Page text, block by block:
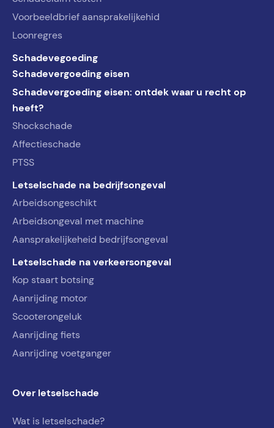
Voorbeeldbrief aansprakelijkehid
Loonregres
Schadevegoeding
Schadevergoeding eisen
Schadevergoeding eisen: ontdek waar u recht op
heeft?
Shockschade
Affectieschade
PTSS
Letselschade na bedrijfsongeval
Arbeidsongeschikt
Arbeidsongeval met machine
Aansprakelijkeheid bedrijfsongeval
Letselschade na verkeersongeval
Kop staart botsing
Aanrijding motor
Scooterongeluk
Aanrijding fiets
Aanrijding voetganger
Over letselschade
Wat is letselschade?